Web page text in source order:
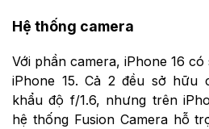
Hệ thống camera
Với phần camera, iPhone 16
iPhone 15. Cả 2 đều sở hữu
khẩu độ f/1.6, nhưng trên
hệ thống Fusion Camera hỗ